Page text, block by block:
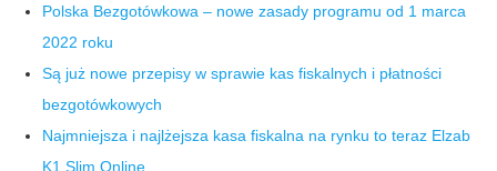
Polska Bezgotówkowa – nowe zasady programu od 1 marca
2022 roku
Są już nowe przepisy w sprawie kas fiskalnych i płatności
bezgotówkowych
Najmniejsza i najlżejsza kasa fiskalna na rynku to teraz Elzab
K1 Slim Online